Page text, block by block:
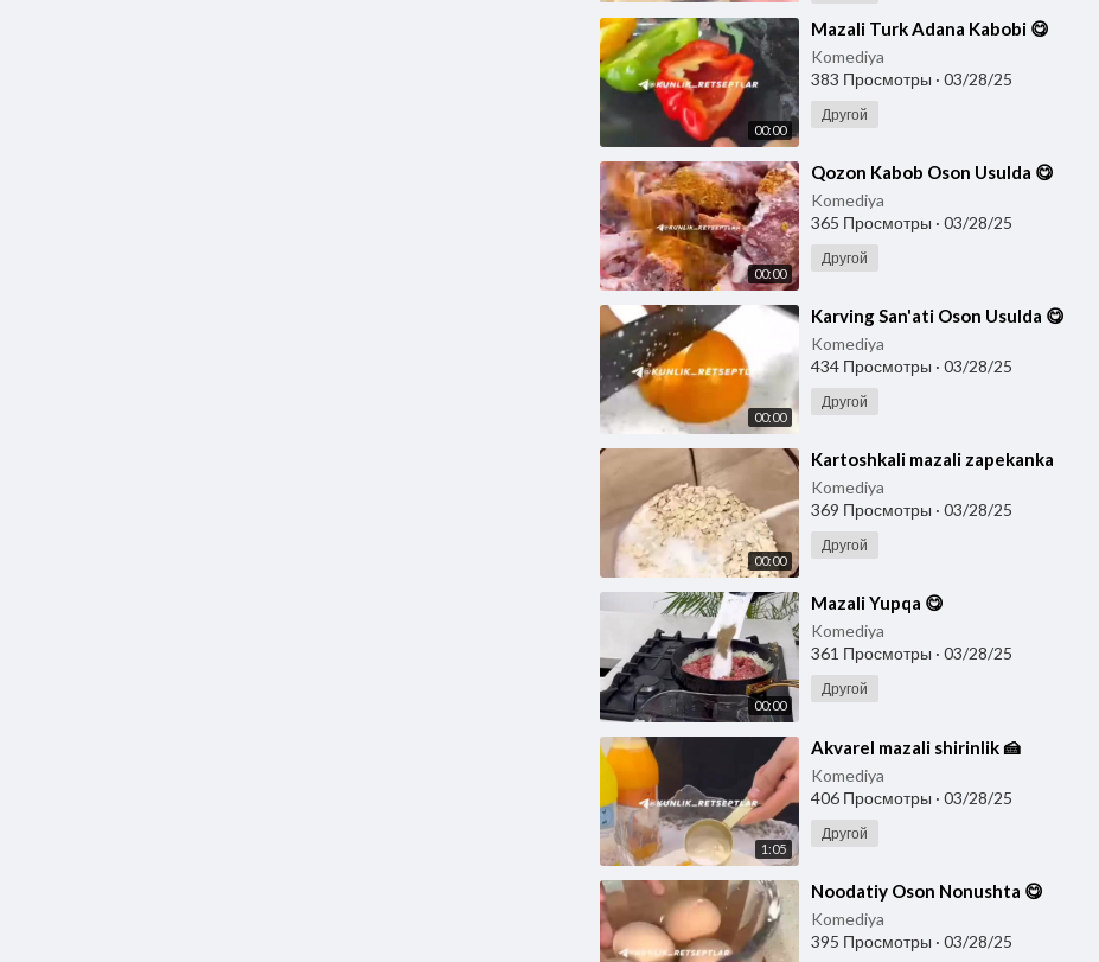
00:00
⁣Mazali Turk Adana Kabobi 😋
Komediya
383 Просмотры · 03/28/25
Другой
00:00
⁣Qozon Kabob Oson Usulda 😋
Komediya
365 Просмотры · 03/28/25
Другой
00:00
⁣Karving San'ati Oson Usulda 😋
Komediya
434 Просмотры · 03/28/25
Другой
00:00
⁣Kartoshkali mazali zapekanka
Komediya
369 Просмотры · 03/28/25
Другой
00:00
⁣Mazali Yupqa 😋
Komediya
361 Просмотры · 03/28/25
Другой
1:05
⁣Akvarel mazali shirinlik 🍰
Komediya
406 Просмотры · 03/28/25
Другой
⁣Noodatiy Oson Nonushta 😋
Komediya
395 Просмотры · 03/28/25